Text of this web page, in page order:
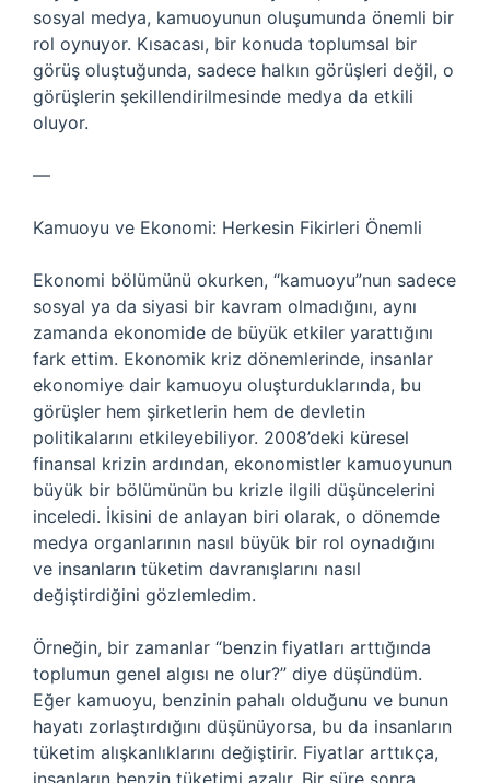
sosyal medya, kamuoyunun oluşumunda önemli bir
rol oynuyor. Kısacası, bir konuda toplumsal bir
görüş oluştuğunda, sadece halkın görüşleri değil, o
görüşlerin şekillendirilmesinde medya da etkili
oluyor.
—
Kamuoyu ve Ekonomi: Herkesin Fikirleri Önemli
Ekonomi bölümünü okurken, “kamuoyu”nun sadece
sosyal ya da siyasi bir kavram olmadığını, aynı
zamanda ekonomide de büyük etkiler yarattığını
fark ettim. Ekonomik kriz dönemlerinde, insanlar
ekonomiye dair kamuoyu oluşturduklarında, bu
görüşler hem şirketlerin hem de devletin
politikalarını etkileyebiliyor. 2008’deki küresel
finansal krizin ardından, ekonomistler kamuoyunun
büyük bir bölümünün bu krizle ilgili düşüncelerini
inceledi. İkisini de anlayan biri olarak, o dönemde
medya organlarının nasıl büyük bir rol oynadığını
ve insanların tüketim davranışlarını nasıl
değiştirdiğini gözlemledim.
Örneğin, bir zamanlar “benzin fiyatları arttığında
toplumun genel algısı ne olur?” diye düşündüm.
Eğer kamuoyu, benzinin pahalı olduğunu ve bunun
hayatı zorlaştırdığını düşünüyorsa, bu da insanların
tüketim alışkanlıklarını değiştirir. Fiyatlar arttıkça,
insanların benzin tüketimi azalır. Bir süre sonra